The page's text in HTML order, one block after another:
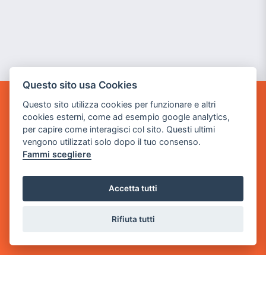
GAME WARP
BY POWER GAME SRL
Sede Legale
via Villaggio dei Platani, 3
Questo sito usa Cookies
Questo sito utilizza cookies per funzionare e altri
cookies esterni, come ad esempio google analytics,
per capire come interagisci col sito. Questi ultimi
vengono utilizzati solo dopo il tuo consenso.
Fammi scegliere
Accetta tutti
Rifiuta tutti